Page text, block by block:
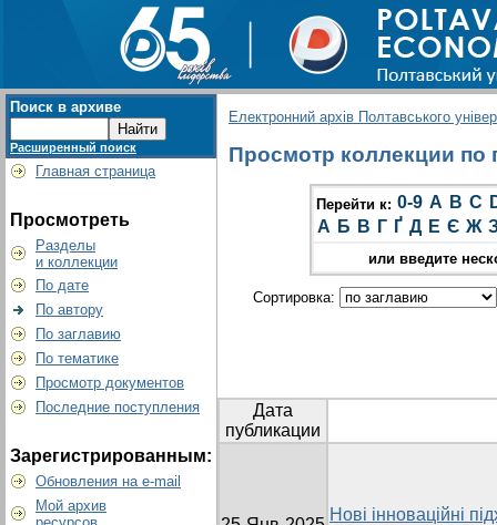
Поиск в архиве
Расширенный поиск
Главная страница
Просмотреть
Разделы
и коллекции
По дате
По автору
По заглавию
По тематике
Просмотр документов
Последние поступления
Зарегистрированным:
Обновления на e-mail
Мой архив
Електронний архів Полтавського
Просмотр коллекции по
Перейти к: 0-9 A B C
А Б В Г Ґ Д Е Є Ж
или введите
Сортировка:
Дата
публикации
Нові інноваційні